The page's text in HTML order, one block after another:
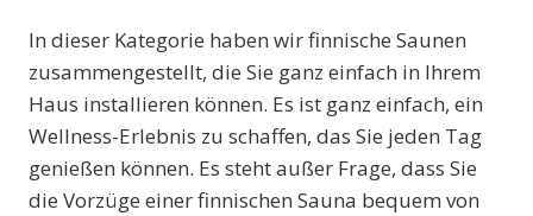
In dieser Kategorie haben wir finnische Saunen
zusammengestellt, die Sie ganz einfach in Ihrem
Haus installieren können. Es ist ganz einfach, ein
Wellness-Erlebnis zu schaffen, das Sie jeden Tag
genießen können. Es steht außer Frage, dass Sie
die Vorzüge einer finnischen Sauna bequem von